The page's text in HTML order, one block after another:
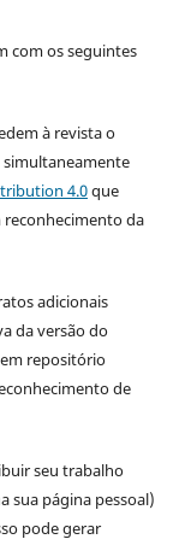
com os seguintes
à revista o
4.0que
da
adicionais
da versão do
repositório
de
seu trabalho
sua página pessoal)
pode gerar